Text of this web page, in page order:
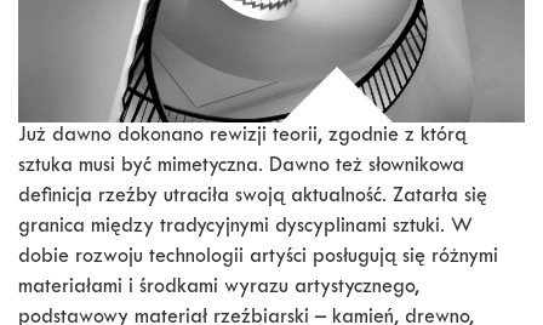
Już dawno dokonano rewizji teorii, zgodnie z którą
sztuka musi być mimetyczna. Dawno też słownikowa
definicja rzeźby utraciła swoją aktualność. Zatarła się
granica między tradycyjnymi dyscyplinami sztuki. W
dobie rozwoju technologii artyści posługują się różnymi
materiałami i środkami wyrazu artystycznego,
podstawowy materiał rzeźbiarski – kamień, drewno,